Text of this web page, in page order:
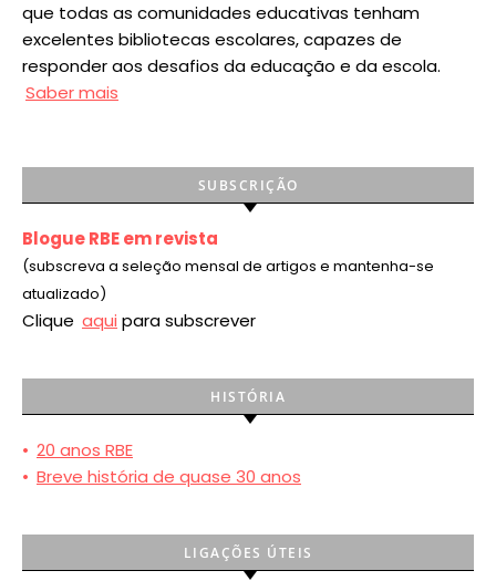
que todas as comunidades educativas tenham
excelentes bibliotecas escolares, capazes de
responder aos desafios da educação e da escola.
Saber mais
SUBSCRIÇÃO
Blogue RBE em revista
(subscreva a seleção mensal de artigos e mantenha-se
atualizado)
Clique aqui para subscrever
HISTÓRIA
• 20 anos RBE
• Breve história de quase 30 anos
LIGAÇÕES ÚTEIS